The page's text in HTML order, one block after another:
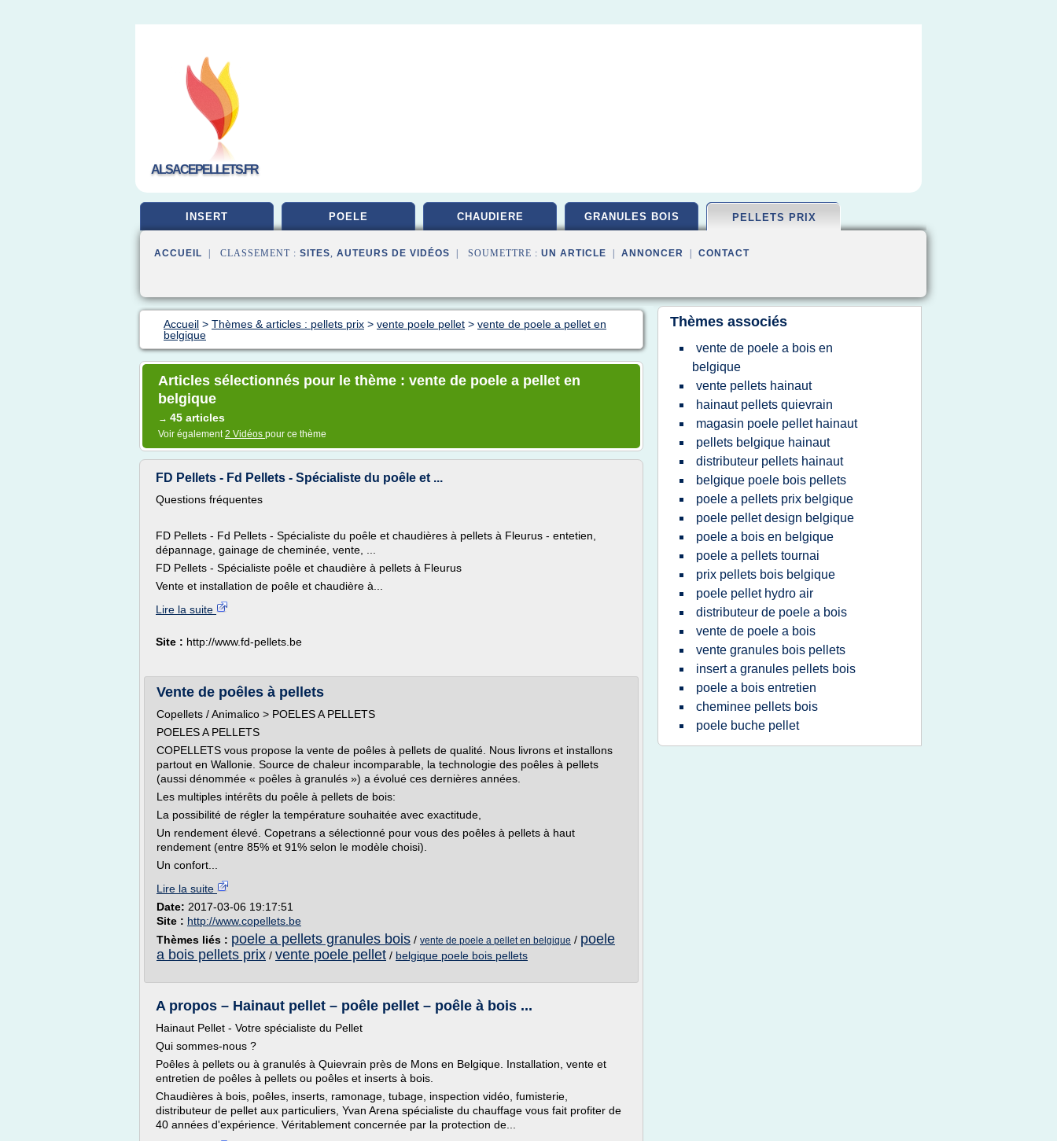
ALSACEPELLETS.FR
INSERT POELE CHAUDIERE GRANULES BOIS PELLETS PRIX
ACCUEIL | CLASSEMENT : SITES, AUTEURS DE VIDÉOS | SOUMETTRE : UN ARTICLE ANNONCER CONTACT
Accueil > Thèmes & articles : pellets prix > vente poele pellet > vente de poele a pellet en
belgique
Articles sélectionnés pour le thème : vente de poele a pellet en
belgique
→ 45 articles
Voir également2 Vidéos pour ce thème
FD Pellets - Fd Pellets - Spécialiste du poêle et ...
Questions fréquentes
FD Pellets - Fd Pellets - Spécialiste du poêle et chaudières à pellets à Fleurus - entetien,
dépannage, gainage de cheminée, vente, ...
FD Pellets - Spécialiste poêle et chaudière à pellets à Fleurus
Vente et installation de poêle et chaudière à...
Lire la suite
Site : http://www.fd-pellets.be
Vente de poêles à pellets
Copellets / Animalico > POELES A PELLETS
POELES A PELLETS
COPELLETS vous propose la vente de poêles à pellets de qualité. Nous livrons et installons
partout en Wallonie. Source de chaleur incomparable, la technologie des poêles à pellets
(aussi dénommée « poêles à granulés ») a évolué ces dernières années.
Les multiples intérêts du poêle à pellets de bois:
La possibilité de régler la température souhaitée avec exactitude,
Un rendement élevé. Copetrans a sélectionné pour vous des poêles à pellets à haut
rendement (entre 85% et 91% selon le modèle choisi).
Un confort...
Lire la suite
Date: 2017-03-06 19:17:51
Site : http://www.copellets.be
Thèmes liés : poele a pellets granules bois / vente de poele a pellet en belgique / poele
a bois pellets prix / vente poele pellet / belgique poele bois pellets
A propos – Hainaut pellet – poêle pellet – poêle à bois ...
Hainaut Pellet - Votre spécialiste du Pellet
Qui sommes-nous ?
Poêles à pellets ou à granulés à Quievrain près de Mons en Belgique. Installation, vente et
entretien de poêles à pellets ou poêles et inserts à bois.
Chaudières à bois, poêles, inserts, ramonage, tubage, inspection vidéo, fumisterie,
distributeur de pellet aux particuliers, Yvan Arena spécialiste du chauffage vous fait profiter de
40 années d'expérience. Véritablement concernée par la protection de...
Thèmes associés
vente de poele a bois en
belgique
vente pellets hainaut
hainaut pellets quievrain
magasin poele pellet hainaut
pellets belgique hainaut
distributeur pellets hainaut
belgique poele bois pellets
poele a pellets prix belgique
poele pellet design belgique
poele a bois en belgique
poele a pellets tournai
prix pellets bois belgique
poele pellet hydro air
distributeur de poele a bois
vente de poele a bois
vente granules bois pellets
insert a granules pellets bois
poele a bois entretien
cheminee pellets bois
poele buche pellet